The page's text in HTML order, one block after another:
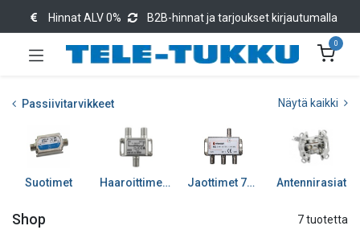
Hinnat ALV 0% B2B-hinnat ja tarjoukset kirjautumalla
0
Passiivitarvikkeet Näytä kaikki
Suotimet Haaroittimet 75 ohm Jaottimet 75 ohm Antennirasiat
Shop 7 tuotetta